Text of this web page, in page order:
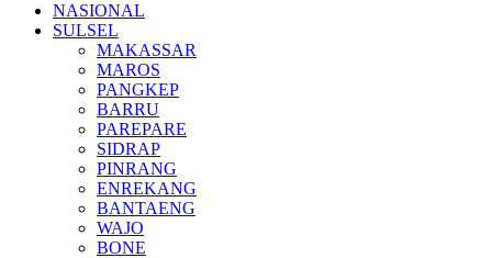
NASIONAL
SULSEL
MAKASSAR
MAROS
PANGKEP
BARRU
PAREPARE
SIDRAP
PINRANG
ENREKANG
BANTAENG
WAJO
BONE